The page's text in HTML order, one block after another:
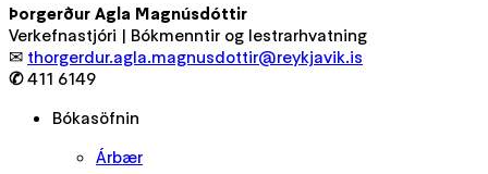
Þorgerður Agla Magnúsdóttir
Verkefnastjóri | Bókmenntir og lestrarhvatning
✉ thorgerdur.agla.magnusdottir@reykjavik.is
✆411 6149
Bókasöfnin
Árbær